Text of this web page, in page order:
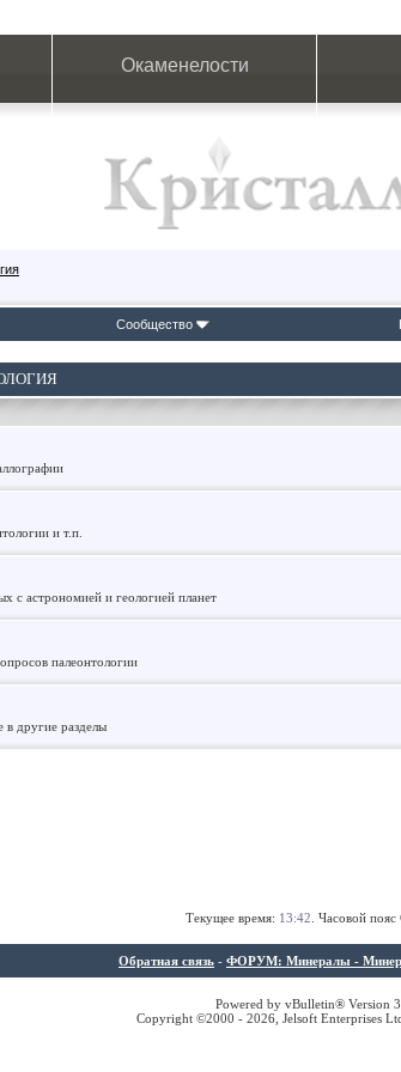
Окаменелости
Сообщество
и т.п.
с астрономией и геологией планет
палеонтологии
в другие разделы
Текущее время: 13:42 . Часовой
Обратная связь - ФОРУМ: Минералы -
Powered by vBulletin® Version
Copyright ©2000 - 2026, Jelsoft Enterprises